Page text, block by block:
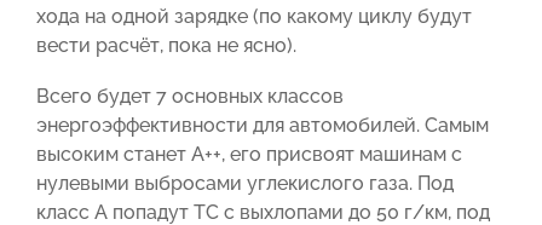
хода на одной зарядке (по какому циклу будут
вести расчёт, пока не ясно).
Всего будет 7 основных классов
энергоэффективности для автомобилей. Самым
высоким станет А++, его присвоят машинам с
нулевыми выбросами углекислого газа. Под
класс А попадут ТС с выхлопами до 50 г/км, под